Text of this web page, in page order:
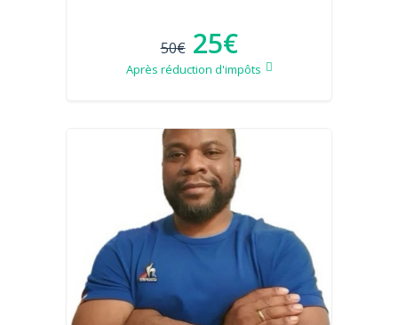
50€ 25€
Après réduction d'impôts